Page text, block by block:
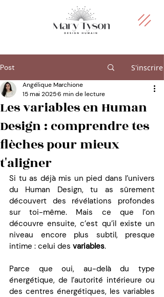
Post S'inscrire
Les variables en Human
Design : comprendre tes
flèches pour mieux
t'aligner
Angélique Marchione
15 mai 20256 min de lecture
Si tu as déjà mis un pied dans l’univers
du Human Design, tu as sûrement
découvert des révélations profondes
sur toi-même. Mais ce que l’on
découvre ensuite, c’est qu’il existe un
niveau encore plus subtil, presque
intime : celui des variables.
Parce que oui, au-delà du type
énergétique, de l’autorité intérieure ou
des centres énergétiques, les variables